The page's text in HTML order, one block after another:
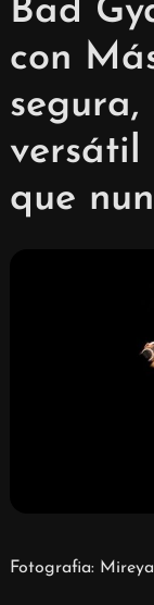
Bad
con
segura,
versátil
que
Fotografia: